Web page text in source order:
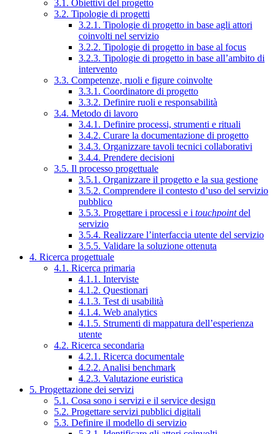
3.1. Obiettivi del progetto
3.2. Tipologie di progetti
3.2.1. Tipologie di progetto in base agli attori
coinvolti nel servizio
3.2.2. Tipologie di progetto in base al focus
3.2.3. Tipologie di progetto in base all’ambito di
intervento
3.3. Competenze, ruoli e figure coinvolte
3.3.1. Coordinatore di progetto
3.3.2. Definire ruoli e responsabilità
3.4. Metodo di lavoro
3.4.1. Definire processi, strumenti e rituali
3.4.2. Curare la documentazione di progetto
3.4.3. Organizzare tavoli tecnici collaborativi
3.4.4. Prendere decisioni
3.5. Il processo progettuale
3.5.1. Organizzare il progetto e la sua gestione
3.5.2. Comprendere il contesto d’uso del servizio
pubblico
3.5.3. Progettare i processi e i touchpointdel
servizio
3.5.4. Realizzare l’interfaccia utente del servizio
3.5.5. Validare la soluzione ottenuta
4. Ricerca progettuale
4.1. Ricerca primaria
4.1.1. Interviste
4.1.2. Questionari
4.1.3. Test di usabilità
4.1.4. Web analytics
4.1.5. Strumenti di mappatura dell’esperienza
utente
4.2. Ricerca secondaria
4.2.1. Ricerca documentale
4.2.2. Analisi benchmark
4.2.3. Valutazione euristica
5. Progettazione dei servizi
5.1. Cosa sono i servizi e il service design
5.2. Progettare servizi pubblici digitali
5.3. Definire il modello di servizio